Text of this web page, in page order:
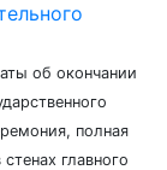
об окончании
полная
главного